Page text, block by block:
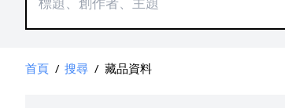
首頁 / 搜尋 / 藏品資料